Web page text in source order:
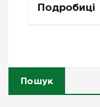
Подробиці
Пошук